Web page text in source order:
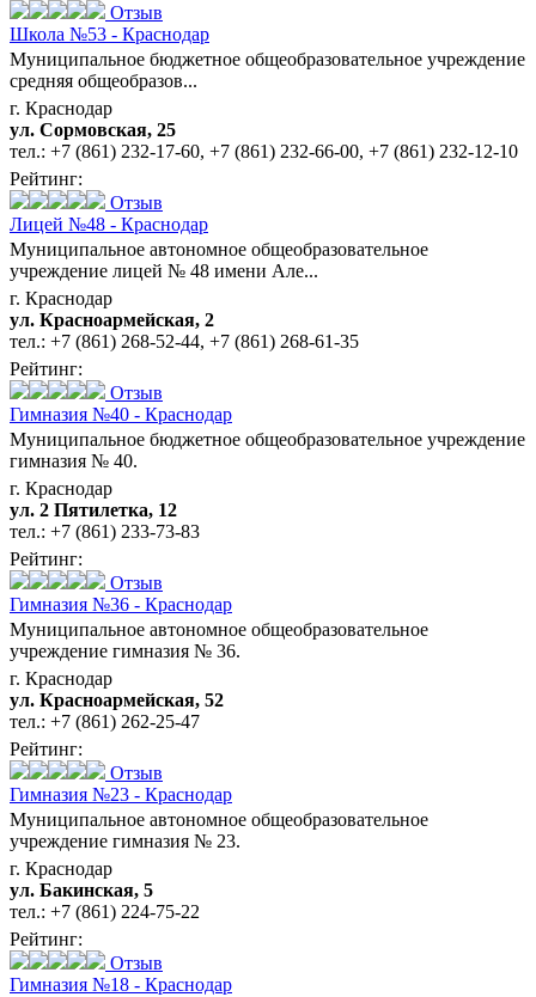
Отзыв
Школа №53 - Краснодар
Муниципальное бюджетное общеобразовательное учреждение
средняя общеобразов...
г. Краснодар
ул. Сормовская, 25
тел.: +7 (861) 232-17-60, +7 (861) 232-66-00, +7 (861) 232-12-10
Рейтинг:
Отзыв
Лицей №48 - Краснодар
Муниципальное автономное общеобразовательное
учреждение лицей № 48 имени Але...
г. Краснодар
ул. Красноармейская, 2
тел.: +7 (861) 268-52-44, +7 (861) 268-61-35
Рейтинг:
Отзыв
Гимназия №40 - Краснодар
Муниципальное бюджетное общеобразовательное учреждение
гимназия № 40.
г. Краснодар
ул. 2 Пятилетка, 12
тел.: +7 (861) 233-73-83
Рейтинг:
Отзыв
Гимназия №36 - Краснодар
Муниципальное автономное общеобразовательное
учреждение гимназия № 36.
г. Краснодар
ул. Красноармейская, 52
тел.: +7 (861) 262-25-47
Рейтинг:
Отзыв
Гимназия №23 - Краснодар
Муниципальное автономное общеобразовательное
учреждение гимназия № 23.
г. Краснодар
ул. Бакинская, 5
тел.: +7 (861) 224-75-22
Рейтинг:
Отзыв
Гимназия №18 - Краснодар